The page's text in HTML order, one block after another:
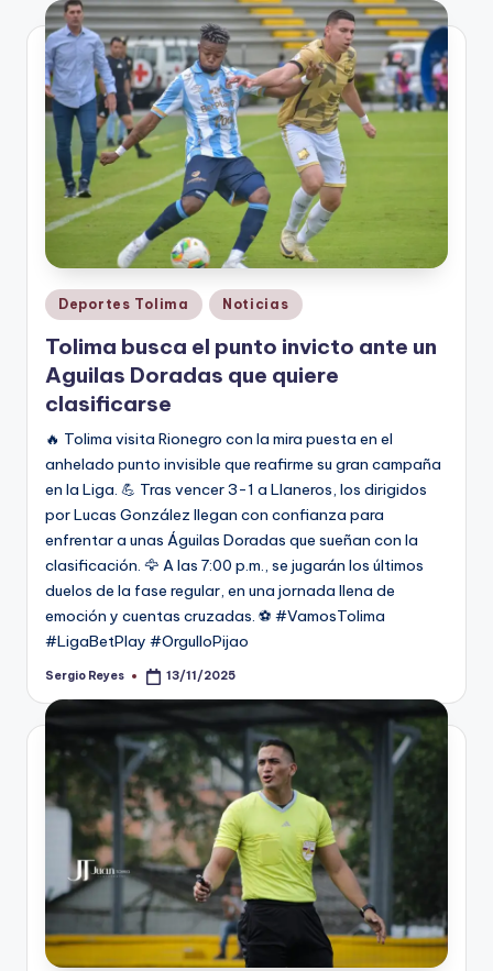
V
n
ti
n
t
o
Publicado
en
Deportes Tolima Noticias
Tolima busca el punto invicto ante un
Aguilas Doradas que quiere
clasificarse
🔥 Tolima visita Rionegro con la mira puesta en el
anhelado punto invisible que reafirme su gran campaña
en la Liga. 💪 Tras vencer 3-1 a Llaneros, los dirigidos
por Lucas González llegan con confianza para
enfrentar a unas Águilas Doradas que sueñan con la
clasificación. 🦅 A las 7:00 p.m., se jugarán los últimos
duelos de la fase regular, en una jornada llena de
emoción y cuentas cruzadas. ⚽️ #VamosTolima
#LigaBetPlay #OrgulloPijao
Publicado
Sergio Reyes 13/11/2025